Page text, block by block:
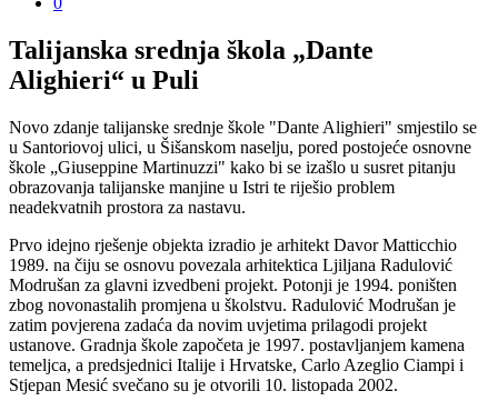
Talijanska srednja škola „Dante
Alighieri“ u Puli
Novo zdanje talijanske srednje škole "Dante Alighieri" smjestilo se
u Santoriovoj ulici, u Šišanskom naselju, pored postojeće osnovne
škole „Giuseppine Martinuzzi" kako bi se izašlo u susret pitanju
obrazovanja talijanske manjine u Istri te riješio problem
neadekvatnih prostora za nastavu.
Prvo idejno rješenje objekta izradio je arhitekt Davor Matticchio
1989. na čiju se osnovu povezala arhitektica Ljiljana Radulović
Modrušan za glavni izvedbeni projekt. Potonji je 1994. poništen
zbog novonastalih promjena u školstvu. Radulović Modrušan je
zatim povjerena zadaća da novim uvjetima prilagodi projekt
ustanove. Gradnja škole započeta je 1997. postavljanjem kamena
temeljca, a predsjednici Italije i Hrvatske, Carlo Azeglio Ciampi i
Stjepan Mesić svečano su je otvorili 10. listopada 2002.